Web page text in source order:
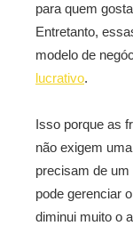
para quem
Entretanto,
modelo de
lucrativo.
Isso porque as
não exigem
precisam de
pode gerenciar
diminui muito o